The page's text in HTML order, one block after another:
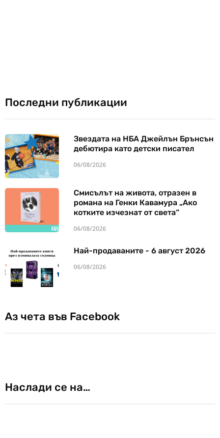
Последни публикации
Звездата на НБА Джейлън Брънсън
дебютира като детски писател
06/08/2026
Смисълът на живота, отразен в
романа на Генки Кавамура „Ако
котките изчезнат от света“
06/08/2026
Най-продаваните - 6 август 2026
06/08/2026
Аз чета във Facebook
Наслади се на…